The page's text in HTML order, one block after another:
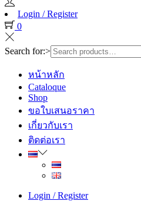
Login / Register
0
Search for:>
หน้าหลัก
Cataloque
Shop
ขอใบเสนอราคา
เกี่ยวกับเรา
ติดต่อเรา
Login / Register